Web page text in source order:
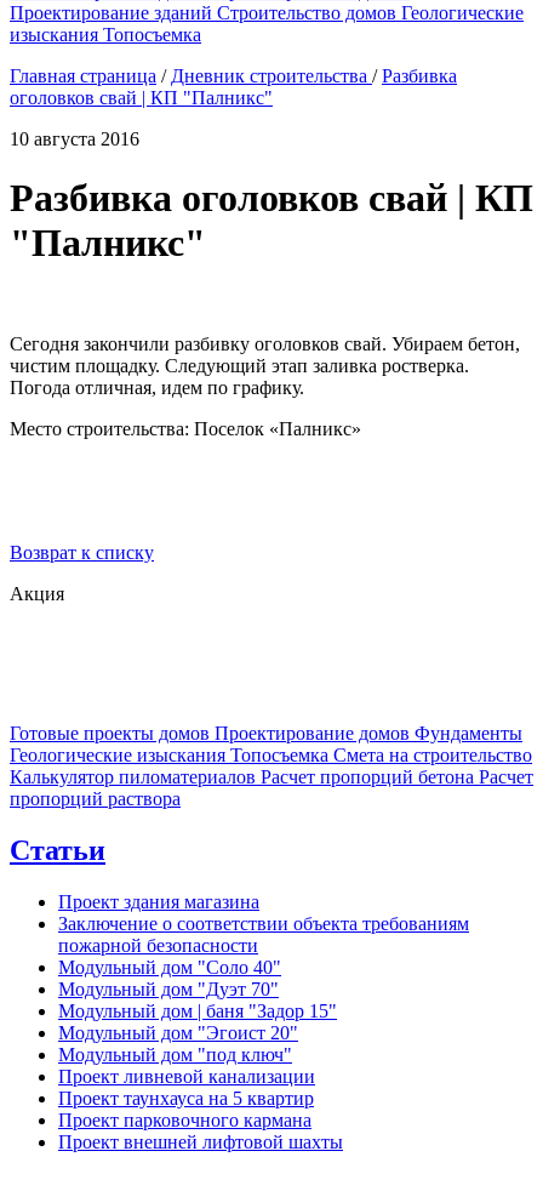
Проектирование зданий Строительство домов Геологические
изыскания Топосъемка
Главная страница / Дневник строительства / Разбивка
оголовков свай | КП "Палникс"
10 августа 2016
Разбивка оголовков свай | КП
"Палникс"
Сегодня закончили разбивку оголовков свай. Убираем бетон,
чистим площадку. Следующий этап заливка ростверка.
Погода отличная, идем по графику.
Место строительства: Поселок «Палникс»
Возврат к списку
Акция
Готовые проекты домов Проектирование домов Фундаменты
Геологические изыскания Топосъемка Смета на строительство
Калькулятор пиломатериалов Расчет пропорций бетона Расчет
пропорций раствора
Статьи
Проект здания магазина
Заключение о соответствии объекта требованиям
пожарной безопасности
Модульный дом "Соло 40"
Модульный дом "Дуэт 70"
Модульный дом | баня "Задор 15"
Модульный дом "Эгоист 20"
Модульный дом "под ключ"
Проект ливневой канализации
Проект таунхауса на 5 квартир
Проект парковочного кармана
Проект внешней лифтовой шахты